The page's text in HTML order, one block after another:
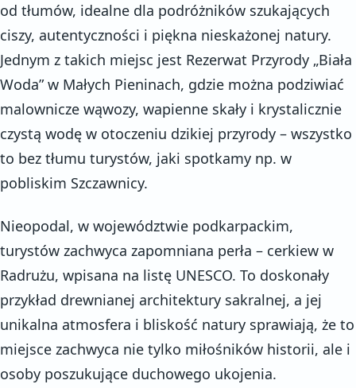
od tłumów, idealne dla podróżników szukających
ciszy, autentyczności i piękna nieskażonej natury.
Jednym z takich miejsc jest Rezerwat Przyrody „Biała
Woda” w Małych Pieninach, gdzie można podziwiać
malownicze wąwozy, wapienne skały i krystalicznie
czystą wodę w otoczeniu dzikiej przyrody – wszystko
to bez tłumu turystów, jaki spotkamy np. w
pobliskim Szczawnicy.
Nieopodal, w województwie podkarpackim,
turystów zachwyca zapomniana perła – cerkiew w
Radrużu, wpisana na listę UNESCO. To doskonały
przykład drewnianej architektury sakralnej, a jej
unikalna atmosfera i bliskość natury sprawiają, że to
miejsce zachwyca nie tylko miłośników historii, ale i
osoby poszukujące duchowego ukojenia.